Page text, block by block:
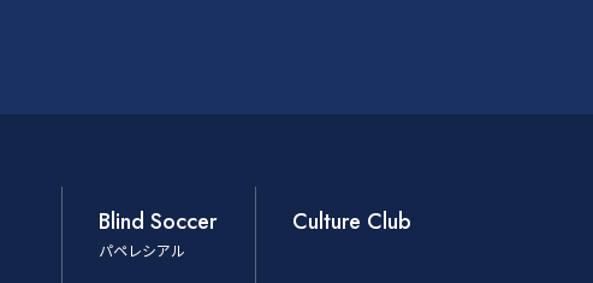
Blind Soccer
パペレシアル
Culture Club